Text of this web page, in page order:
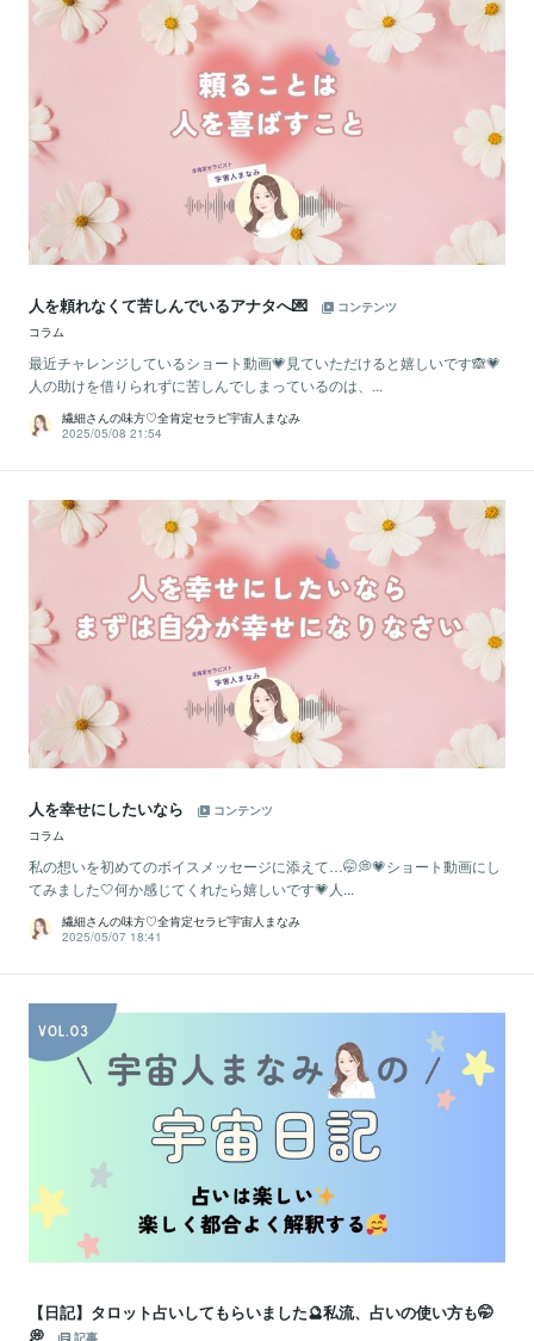
人を頼れなくて苦しんでいるアナタへ💌
コンテンツ
コラム
最近チャレンジしているショート動画💗見ていただけると嬉しいです🙈💗
人の助けを借りられずに苦しんでしまっているのは、...
繊細さんの味方♡全肯定セラピ宇宙人まなみ
2025/05/08 21:54
人を幸せにしたいなら
コンテンツ
コラム
私の想いを初めてのボイスメッセージに添えて…🤭💭💗ショート動画にし
てみました🤍何か感じてくれたら嬉しいです💗人...
繊細さんの味方♡全肯定セラピ宇宙人まなみ
2025/05/07 18:41
【日記】タロット占いしてもらいました🔮私流、占いの使い方も🤭
💭
記事